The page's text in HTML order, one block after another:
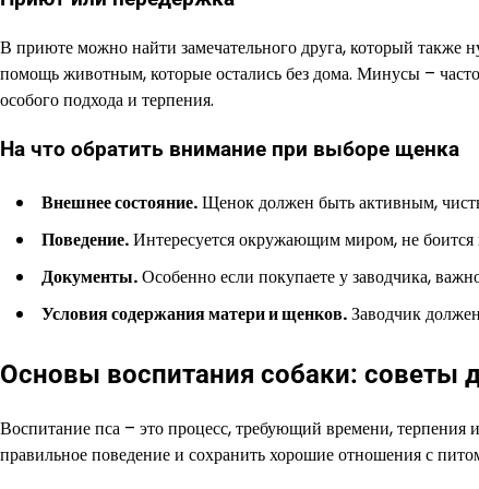
В приюте можно найти замечательного друга, который также
помощь животным, которые остались без дома. Минусы –
особого подхода и терпения.
На что обратить внимание при выборе щенка
Внешнее состояние.Щенок должен быть активным,
Поведение.Интересуется окружающим миром, не боится
Документы.Особенно если покупаете у заводчика,
Условия содержания матери и щенков.Заводчик
Основы воспитания собаки: советы
Воспитание пса – это процесс, требующий времени,
правильное поведение и сохранить хорошие отношения с